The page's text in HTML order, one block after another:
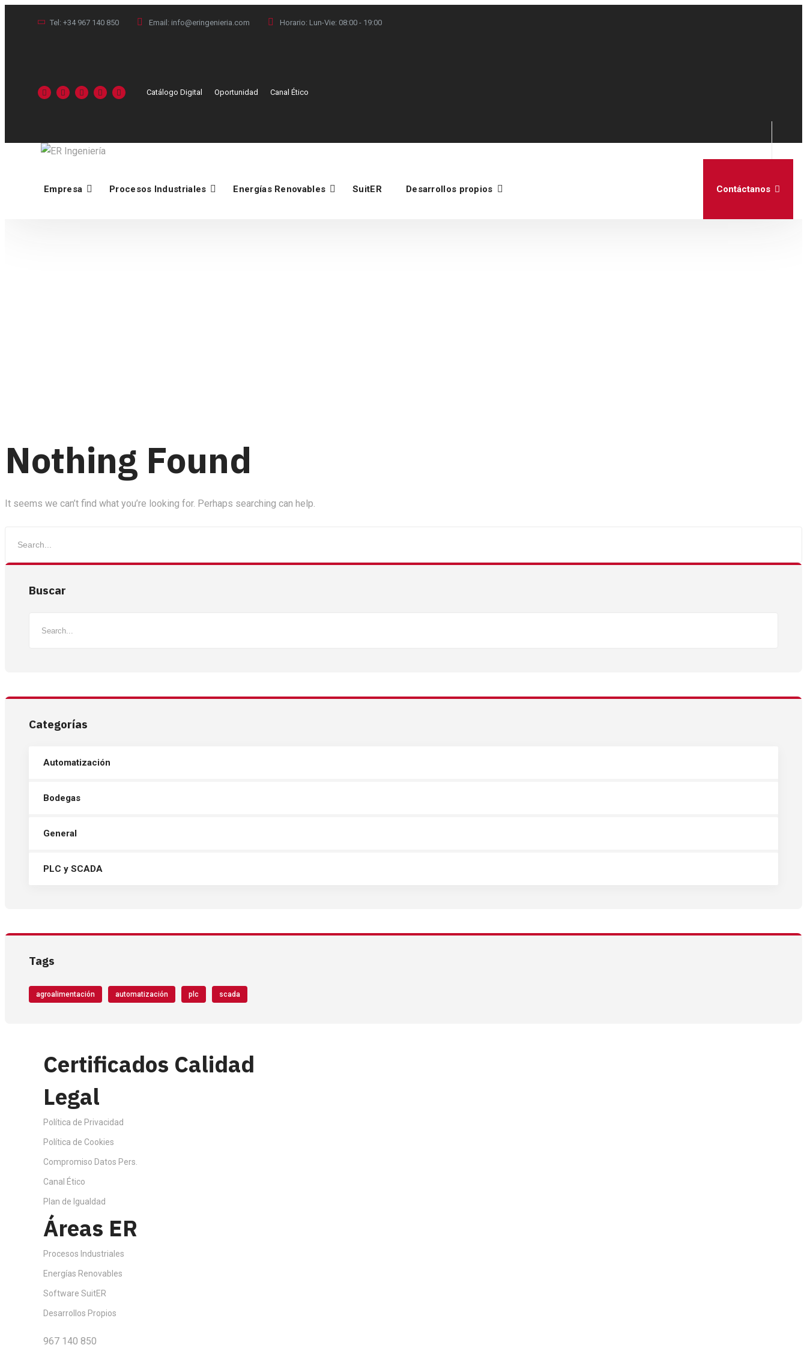
Tel: +34 967 140 850 Email: info@eringenieria.com Horario: Lun-Vie: 08:00 - 19:00
Catálogo Digital Oportunidad Canal Ético
Empresa Procesos Industriales Energías Renovables SuitER Desarrollos propios Contáctanos
Nothing Found
It seems we can’t find what you’re looking for. Perhaps searching can help.
Buscar
Categorías
Automatización
Bodegas
General
PLC y SCADA
Tags
agroalimentación automatización plc scada
Certificados Calidad
Legal
Política de Privacidad
Política de Cookies
Compromiso Datos Pers.
Canal Ético
Plan de Igualdad
Áreas ER
Procesos Industriales
Energías Renovables
Software SuitER
Desarrollos Propios
967 140 850